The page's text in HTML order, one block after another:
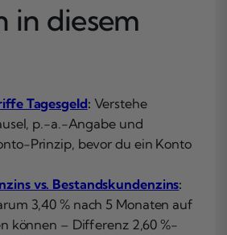
in diesem
Tagesgeld: Verstehe
p.-a.-Angabe und
Prinzip, bevor du ein Konto
vs. Bestandskundenzins:
3,40 % nach 5 Monaten auf
können – Differenz 2,60 %-